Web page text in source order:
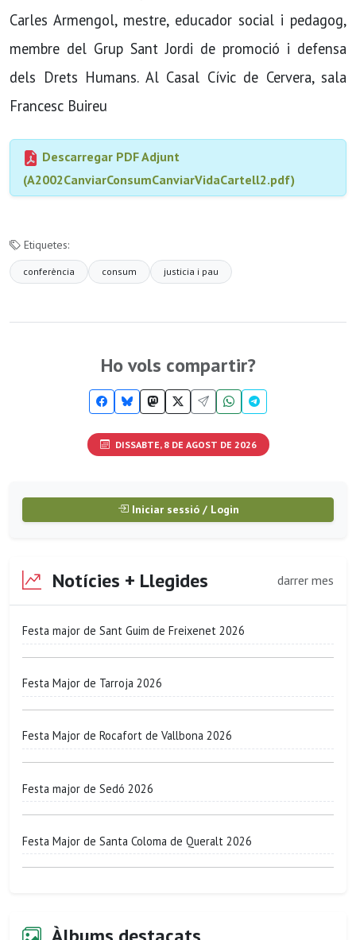
Carles Armengol, mestre, educador social i pedagog,
membre del Grup Sant Jordi de promoció i defensa
dels Drets Humans. Al Casal Cívic de Cervera, sala
Francesc Buireu
Descarregar PDF Adjunt
(A2002CanviarConsumCanviarVidaCartell2.pdf)
Etiquetes:
conferència consum justicia i pau
Ho vols compartir?
DISSABTE, 8 DE AGOST DE 2026
Iniciar sessió / Login
Notícies + Llegides darrer mes
Festa major de Sant Guim de Freixenet 2026
Festa Major de Tarroja 2026
Festa Major de Rocafort de Vallbona 2026
Festa major de Sedó 2026
Festa Major de Santa Coloma de Queralt 2026